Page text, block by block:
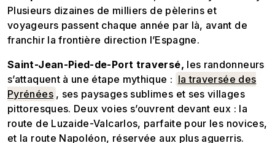
Plusieurs dizaines de milliers de pèlerins et
voyageurs passent chaque année par là, avant de
franchir la frontière direction l’Espagne.
Saint-Jean-Pied-de-Port traversé, les randonneurs
s’attaquent à une étape mythique : la traversée des
Pyrénées , ses paysages sublimes et ses villages
pittoresques. Deux voies s’ouvrent devant eux : la
route de Luzaide-Valcarlos, parfaite pour les novices,
et la route Napoléon, réservée aux plus aguerris.